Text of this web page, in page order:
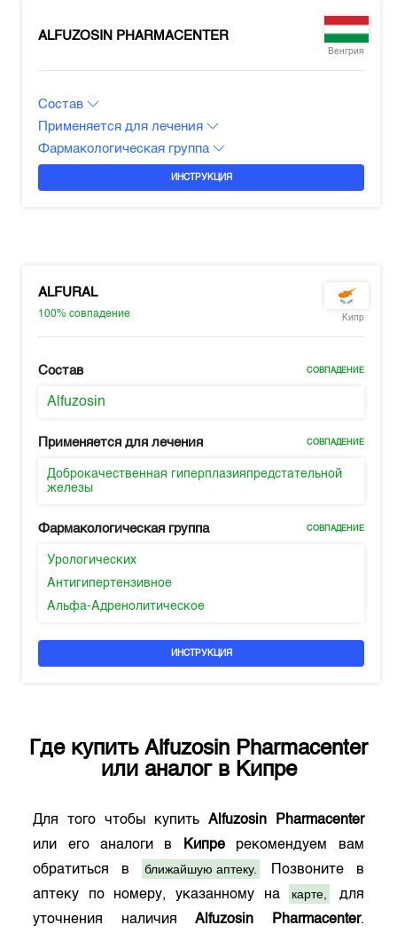
ALFUZOSIN PHARMACENTER
Венгрия
Состав
Применяется для лечения
Фармакологическая группа
ИНСТРУКЦИЯ
ALFURAL
100%совпадение Кипр
Состав СОВПАДЕНИЕ
Alfuzosin
Применяется для лечения СОВПАДЕНИЕ
Доброкачественная гиперплазияпредстательной
железы
Фармакологическая группа СОВПАДЕНИЕ
Урологических
Антигипертензивное
Альфа-Адренолитическое
ИНСТРУКЦИЯ
Где купить Alfuzosin Pharmacenter
или аналог в Кипре
Для того чтобы купить Alfuzosin Pharmacenter
или его аналоги в
Кипререкомендуем вам
обратиться в
ближайшую аптеку.
Позвоните в
аптеку по номеру, указанному на
карте,
для
уточнения наличияAlfuzosin Pharmacenter.